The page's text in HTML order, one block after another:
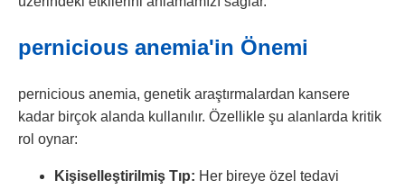
pernicious anemia'in Önemi
pernicious anemia, genetik araştırmalardan kansere
kadar birçok alanda kullanılır. Özellikle şu alanlarda kritik
rol oynar:
Kişiselleştirilmiş Tıp: Her bireye özel tedavi